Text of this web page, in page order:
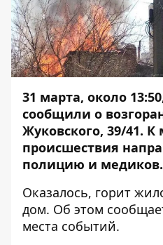
31 марта, около
сообщили о
Жуковского, 39/41. К
происшествия
полицию и медиков.
Оказалось, горит
дом. Об этом
места событий.